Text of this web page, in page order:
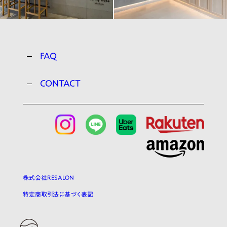
FAQ
CONTACT
株式会社RESALON
特定商取引法に基づく表記